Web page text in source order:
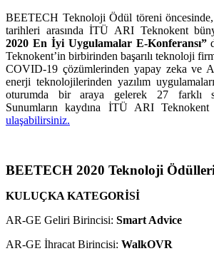
BEETECH Teknoloji Ödül töreni
tarihleri arasında İTÜ ARI Teknokent
2020 En İyi Uygulamalar E-Konferansı”
Teknokent’in birbirinden başarılı teknoloji
COVID-19 çözümlerinden yapay zeka ve
enerji teknolojilerinden yazılım
oturumda bir araya gelerek 27 farklı
Sunumların kaydına İTÜ ARI Teknokent
ulaşabilirsiniz.
BEETECH 2020 Teknoloji
KULUÇKA KATEGORİSİ
AR-GE Geliri Birincisi: Smart Advice
AR-GE İhracat Birincisi: WalkOVR